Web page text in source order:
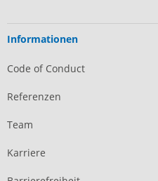
Informationen
Code of Conduct
Referenzen
Team
Karriere